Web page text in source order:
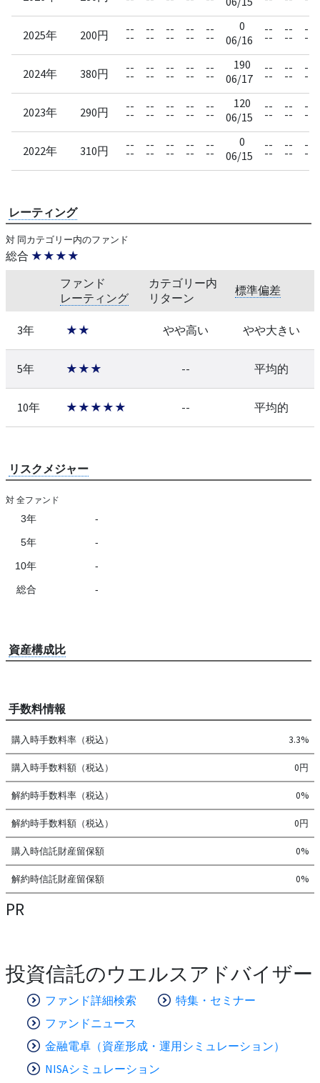
2025年 200円 --
--
--
--
--
--
--
--
--
--
0
06/16
--
--
--
--
--
--
2024年 380円 --
--
--
--
--
--
--
--
--
--
190
06/17
--
--
--
--
--
--
2023年 290円 --
--
--
--
--
--
--
--
--
--
120
06/15
--
--
--
--
--
--
2022年 310円 --
--
--
--
--
--
--
--
--
--
0
06/15
--
--
--
--
--
--
レーティング
対 同カテゴリー内のファンド
総合 ★★★★
ファンド
レーティング
カテゴリー内
リターン
標準偏差
3年 ★★ やや高い やや大きい
5年 ★★★ -- 平均的
10年 ★★★★★ -- 平均的
リスクメジャー
対 全ファンド
3年 -
5年 -
10年 -
総合 -
資産構成比
手数料情報
購入時手数料率（税込） 3.3%
購入時手数料額（税込） 0円
解約時手数料率（税込） 0%
解約時手数料額（税込） 0円
購入時信託財産留保額 0%
解約時信託財産留保額 0%
PR
投資信託のウエルスアドバイザー
ファンド詳細検索
特集・セミナー
ファンドニュース
金融電卓（資産形成・運用シミュレーション）
NISAシミュレーション